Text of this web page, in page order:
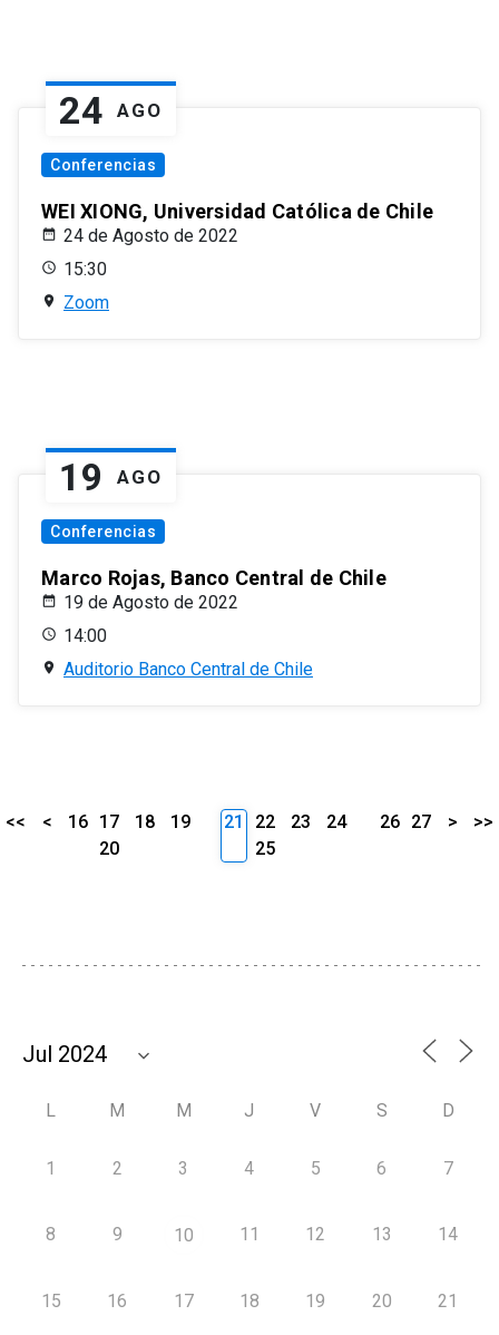
24 AGO
Conferencias
WEI XIONG, Universidad Católica de Chile
24 de Agosto de 2022
15:30
Zoom
19 AGO
Conferencias
Marco Rojas, Banco Central de Chile
19 de Agosto de 2022
14:00
Auditorio Banco Central de Chile
<< < 16 17 18
19
20
21 22 23
24
25
26 27 > >>
L M M J V S D
1 2 3 4 5 6 7
8 9 10 11 12 13 14
15 16 17 18 19 20 21